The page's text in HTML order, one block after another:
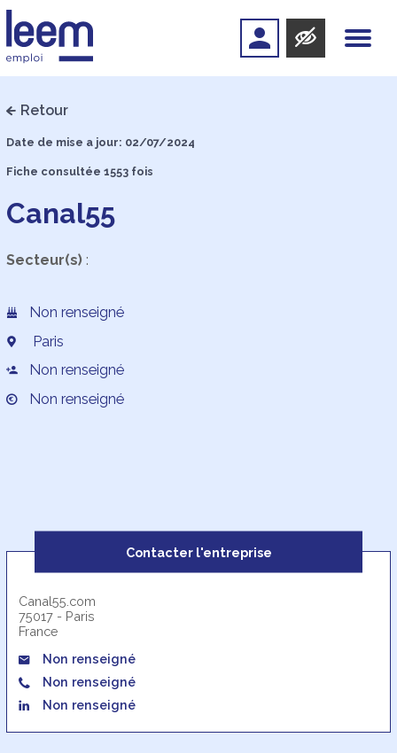
Retour
Date de mise a jour: 02/07/2024
Fiche consultée 1553 fois
Canal55
Secteur(s):
Non renseigné
Paris
Non renseigné
Non renseigné
Contacter l'entreprise
Canal55.com
75017 - Paris
France
Non renseigné
Non renseigné
Non renseigné